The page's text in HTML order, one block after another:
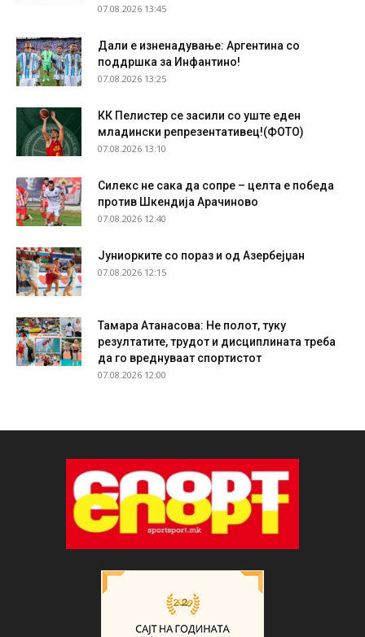
07.08.2026 13:45
Дали е изненадување: Аргентина со
поддршка за Инфантино!
07.08.2026 13:25
КК Пелистер се засили со уште еден
младински репрезентативец!(ФОТО)
07.08.2026 13:10
Силекс не сака да сопре – целта е победа
против Шкендија Арачиново
07.08.2026 12:40
Јуниорките со пораз и од Азербејџан
07.08.2026 12:15
Тамара Атанасова: Не полот, туку
резултатите, трудот и дисциплината треба
да го вреднуваат спортистот
07.08.2026 12:00